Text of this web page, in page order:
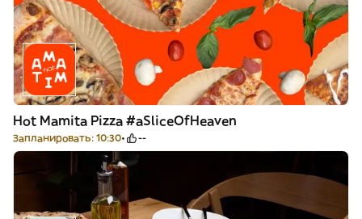
Hot Mamita Pizza #aSliceOfHeaven
Запланировать: 10:30 --